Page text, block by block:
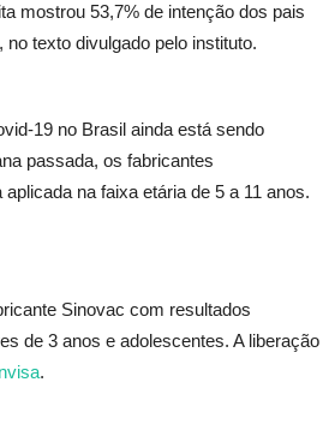
mostrou 53,7% de intenção dos pais
texto divulgado pelo instituto.
19 no Brasil ainda está sendo
passada, os fabricantes
na faixa etária de 5 a 11 anos.
Sinovac com resultados
de 3 anos e adolescentes. A liberação
.